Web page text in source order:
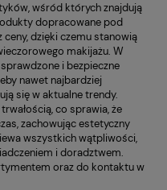
wśród których znajdują
dopracowane pod
dzięki czemu stanowią
makijażu. W
i bezpieczne
nawet najbardziej
się w aktualne trendy.
co sprawia, że
zachowując estetyczny
wszystkich wątpliwości,
i doradztwem.
oraz do kontaktu w